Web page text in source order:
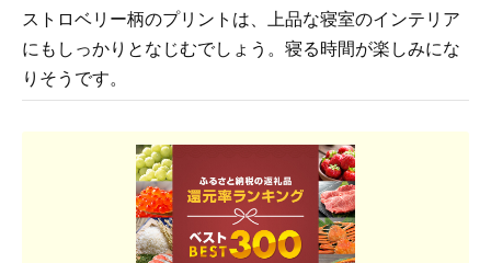
ストロベリー柄のプリントは、上品な寝室のインテリア
にもしっかりとなじむでしょう。寝る時間が楽しみにな
りそうです。